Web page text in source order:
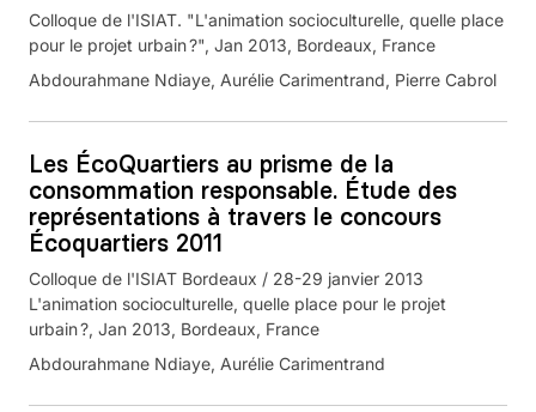
Colloque de l'ISIAT. "L'animation socioculturelle, quelle place
pour le projet urbain ?", Jan 2013, Bordeaux, France
Abdourahmane Ndiaye, Aurélie Carimentrand, Pierre Cabrol
Les ÉcoQuartiers au prisme de la
consommation responsable. Étude des
représentations à travers le concours
Écoquartiers 2011
Colloque de l'ISIAT Bordeaux / 28-29 janvier 2013
L'animation socioculturelle, quelle place pour le projet
urbain ?, Jan 2013, Bordeaux, France
Abdourahmane Ndiaye, Aurélie Carimentrand